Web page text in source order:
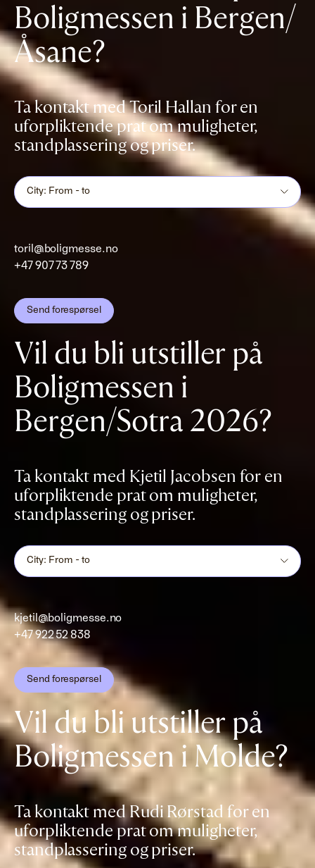
Boligmessen i Bergen/
Åsane?
Ta kontakt med Toril Hallan for en
uforpliktende prat om muligheter,
standplassering og priser.
City: From - to
toril@boligmesse.no
+47 907 73 789
Send forespørsel
Vil du bli utstiller på
Boligmessen i
Bergen/Sotra 2026?
Ta kontakt med Kjetil Jacobsen for en
uforpliktende prat om muligheter,
standplassering og priser.
City: From - to
kjetil@boligmesse.no
+47 922 52 838
Send forespørsel
Vil du bli utstiller på
Boligmessen i Molde?
Ta kontakt med Rudi Rørstad for en
uforpliktende prat om muligheter,
standplassering og priser.